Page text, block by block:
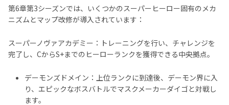
第6章第3シーズンでは、いくつかのスーパーヒーロー固有のメカ
ニズムとマップ改修が導入されています：
スーパーノヴァアカデミー：トレーニングを行い、チャレンジを
完了し、CからS+までのヒーローランクを獲得できる中央拠点。
デーモンズドメイン：上位ランクに到達後、デーモン界に入
り、エピックなボスバトルでマスクメーカーダイゴと対戦し
ます。